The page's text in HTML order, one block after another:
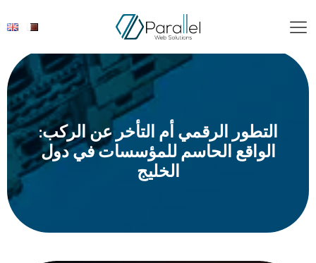
التطور الرقمي أم التأخر عن الركب:
الواقع الحاسم للمؤسسات في دول
الخليج